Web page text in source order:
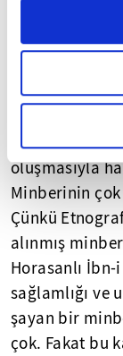
Metnimizi
6698 sayılı
okumak ve
gerçekleştirilen
detaylı bilgi
"Caminin
kuşu
sineklerden
bırakılarak
oluşmasıyla
Minberinin
Çünkü
alınmış
Horasanlı
sağlamlığı ve
şayan bir
çok. Fakat bu